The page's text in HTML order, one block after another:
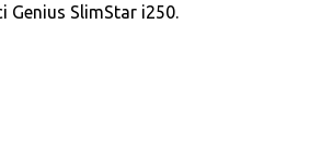
Genius SlimStar i250.